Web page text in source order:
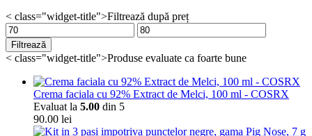
< class="widget-title">Filtrează după preț
Preț
minim
Preț
maxim
Filtrează
< class="widget-title">Produse evaluate ca foarte bune
Crema faciala cu 92% Extract de Melci, 100 ml - COSRX
Evaluat la 5.00 din 5
90.00 lei